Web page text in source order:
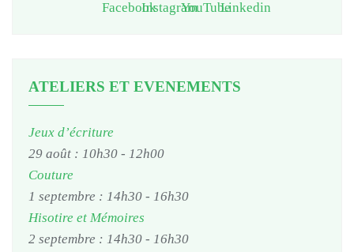
ATELIERS ET EVENEMENTS
Jeux d’écriture
29 août : 10h30 - 12h00
Couture
1 septembre : 14h30 - 16h30
Hisotire et Mémoires
2 septembre : 14h30 - 16h30